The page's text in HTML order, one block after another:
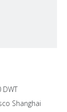
DWT
Shanghai